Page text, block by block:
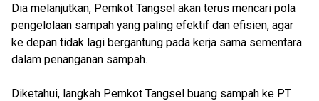
Dia melanjutkan, Pemkot Tangsel akan terus mencari pola
pengelolaan sampah yang paling efektif dan efisien, agar
ke depan tidak lagi bergantung pada kerja sama sementara
dalam penanganan sampah.
Diketahui, langkah Pemkot Tangsel buang sampah ke PT